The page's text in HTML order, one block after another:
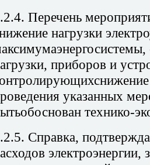
Перечень
нагрузки
приборов и
указанных
технико-
Справка,
электроэнергии,